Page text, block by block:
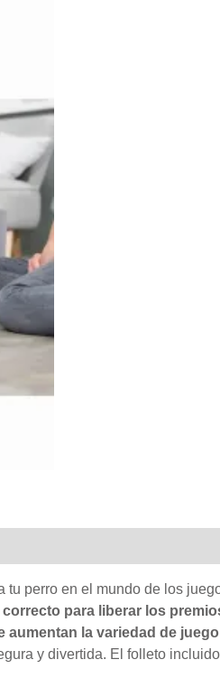
tu perro en el mundo de los
para liberar los
la variedad de
y divertida. El folleto